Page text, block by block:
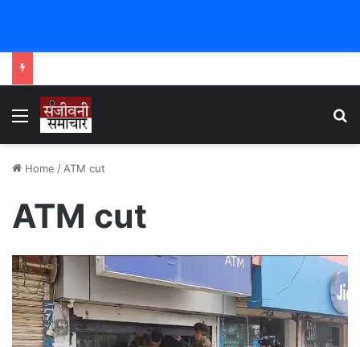
Menu
Home / ATM cut
ATM cut